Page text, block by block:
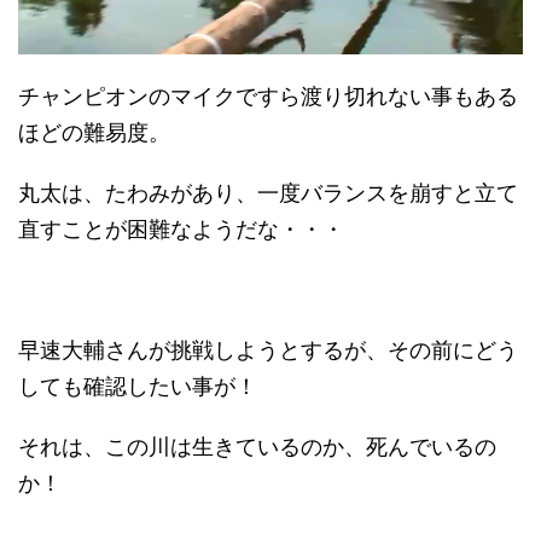
チャンピオンのマイクですら渡り切れない事もある
ほどの難易度。
丸太は、たわみがあり、一度バランスを崩すと立て
直すことが困難なようだな・・・
早速大輔さんが挑戦しようとするが、その前にどう
しても確認したい事が！
それは、この川は生きているのか、死んでいるの
か！